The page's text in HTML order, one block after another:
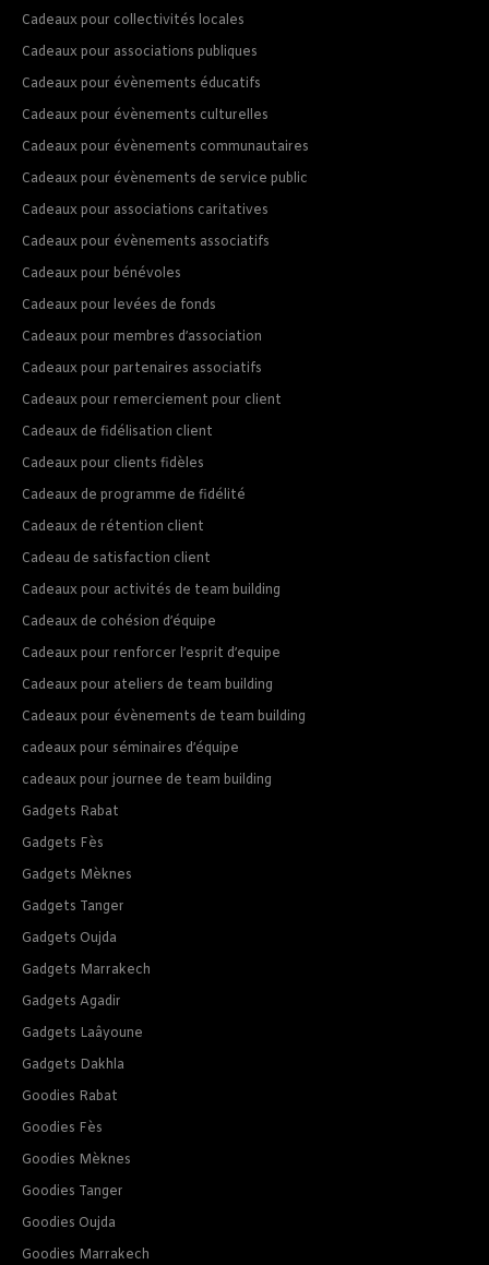
Cadeaux pour collectivités locales
Cadeaux pour associations publiques
Cadeaux pour évènements éducatifs
Cadeaux pour évènements culturelles
Cadeaux pour évènements communautaires
Cadeaux pour évènements de service public
Cadeaux pour associations caritatives
Cadeaux pour évènements associatifs
Cadeaux pour bénévoles
Cadeaux pour levées de fonds
Cadeaux pour membres d’association
Cadeaux pour partenaires associatifs
Cadeaux pour remerciement pour client
Cadeaux de fidélisation client
Cadeaux pour clients fidèles
Cadeaux de programme de fidélité
Cadeaux de rétention client
Cadeau de satisfaction client
Cadeaux pour activités de team building
Cadeaux de cohésion d’équipe
Cadeaux pour renforcer l’esprit d’equipe
Cadeaux pour ateliers de team building
Cadeaux pour évènements de team building
cadeaux pour séminaires d’équipe
cadeaux pour journee de team building
Gadgets Rabat
Gadgets Fès
Gadgets Mèknes
Gadgets Tanger
Gadgets Oujda
Gadgets Marrakech
Gadgets Agadir
Gadgets Laâyoune
Gadgets Dakhla
Goodies Rabat
Goodies Fès
Goodies Mèknes
Goodies Tanger
Goodies Oujda
Goodies Marrakech